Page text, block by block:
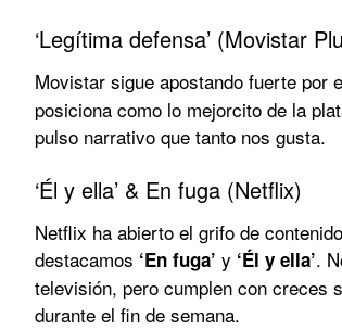
‘Legítima defensa’ (Movistar
Movistar sigue apostando fuerte por
posiciona como lo mejorcito de la
pulso narrativo que tanto nos gusta.
‘Él y ella’ & En fuga (Netflix)
Netflix ha abierto el grifo de
destacamos ‘En fuga’ y ‘Él y ella’.
televisión, pero cumplen con creces
durante el fin de semana.